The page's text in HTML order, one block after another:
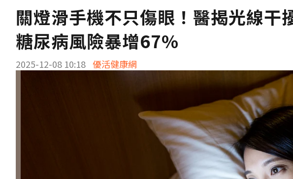
關燈滑手機不只傷眼！醫揭光線干
糖尿病風險暴增67%
2025-12-08 10:18 優活健康網